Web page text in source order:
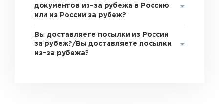
документов из–за рубежа в Россию
или из России за рубеж?
Вы доставляете посылки из России
за рубеж?/Вы доставляете посылки
из–за рубежа?